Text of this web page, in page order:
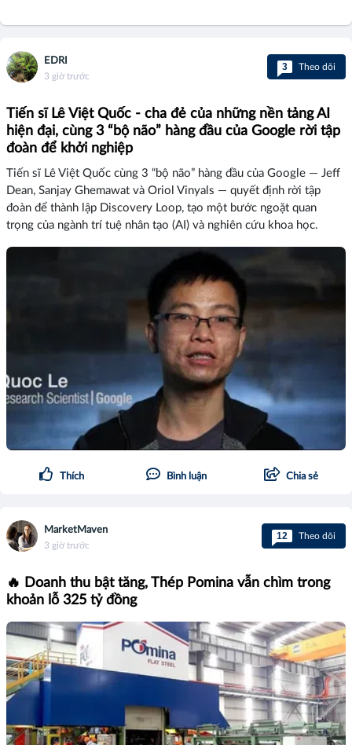
EDRI
3 giờ trước
3 Theo dõi
Tiến sĩ Lê Việt Quốc - cha đẻ của những nền tảng AI
hiện đại, cùng 3 “bộ não” hàng đầu của Google rời tập
đoàn để khởi nghiệp
Tiến sĩ Lê Việt Quốc cùng 3 “bộ não” hàng đầu của Google — Jeff
Dean, Sanjay Ghemawat và Oriol Vinyals — quyết định rời tập
đoàn để thành lập Discovery Loop, tạo một bước ngoặt quan
trọng của ngành trí tuệ nhân tạo (AI) và nghiên cứu khoa học.
Thích Bình luận Chia sẻ
MarketMaven
3 giờ trước
12 Theo dõi
🔥 Doanh thu bật tăng, Thép Pomina vẫn chìm trong
khoản lỗ 325 tỷ đồng